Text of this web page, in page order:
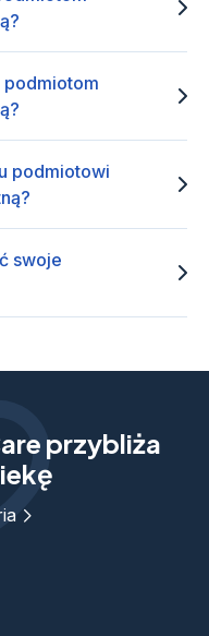
podmiotowi
swoje
przybliża